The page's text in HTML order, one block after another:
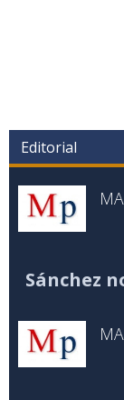
Editorial
Sánchez